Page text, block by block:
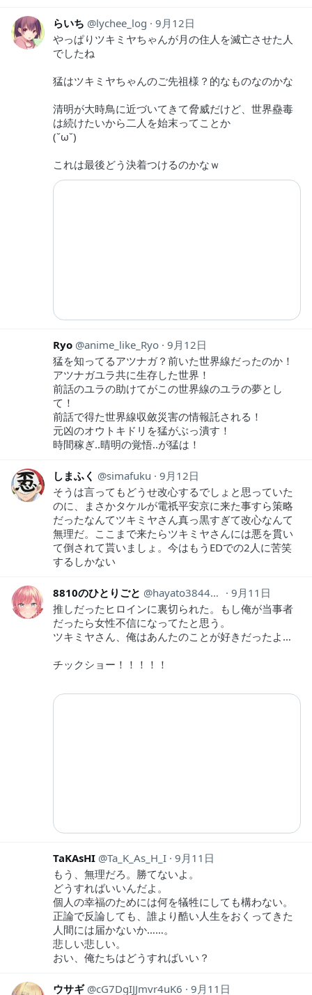
らいち lychee_log
9月12日
やっぱりツキミヤちゃんが月の住人を滅亡させた人
でしたね
猛はツキミヤちゃんのご先祖様？的なものなのかな
清明が大時鳥に近づいてきて脅威だけど、世界蠱毒
は続けたいから二人を始末ってことか
(˘ω˘)
これは最後どう決着つけるのかなｗ
Ryo anime_like_Ryo 9月12日
猛を知ってるアツナガ？前いた世界線だったのか！
アツナガユラ共に生存した世界！
前話のユラの助けてがこの世界線のユラの夢とし
て！
前話で得た世界線収斂災害の情報託される！
元凶のオウトキドリを猛がぶっ潰す！
時間稼ぎ..晴明の覚悟..が猛は！
しまふく simafuku
9月12日
そうは言ってもどうせ改心するでしょと思っていた
のに、まさかタケルが電祇平安京に来た事すら策略
だったなんてツキミヤさん真っ黒すぎて改心なんて
無理だ。ここまで来たらツキミヤさんには悪を貫い
て倒されて貰いましょ。今はもうEDでの2人に苦笑
するしかない
8810のひとりごと hayato38441263
9月11日
推しだったヒロインに裏切られた。もし俺が当事者
だったら女性不信になってたと思う。
ツキミヤさん、俺はあんたのことが好きだったよ…
チックショー！！！！！
TaKAsHI Ta_K_As_H_I 9月11日
もう、無理だろ。勝てないよ。
どうすればいいんだよ。
個人の幸福のためには何を犠牲にしても構わない。
正論で反論しても、誰より酷い人生をおくってきた
人間には届かないか……。
悲しい悲しい。
おい、俺たちはどうすればいい？
ウサギ cG7DgIJJmvr4uK6 9月11日